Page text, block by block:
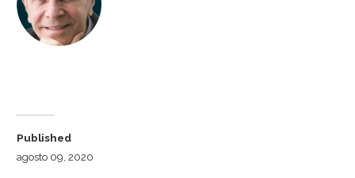
Published
agosto 09, 2020